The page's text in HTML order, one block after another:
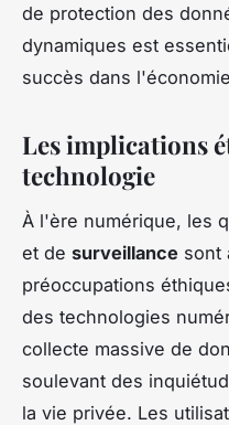
de protection des
dynamiques est
succès dans
Les implications
technologie
À l'ère numérique, les
et de surveillance sont
préoccupations
des technologies
collecte massive de
soulevant des
la vie privée. Les